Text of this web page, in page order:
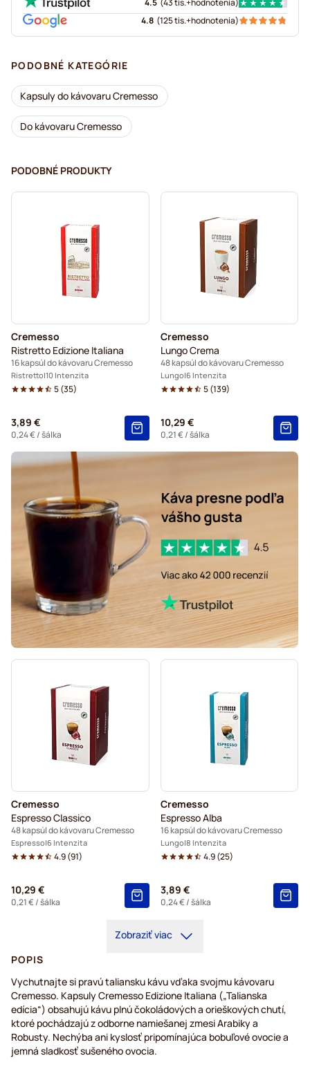
4.5 (43 tis.+hodnotenia)
4.8 (125 tis.+hodnotenia)
PODOBNÉ KATEGÓRIE
Kapsuly do kávovaru Cremesso
Do kávovaru Cremesso
PODOBNÉ PRODUKTY
Cremesso
Ristretto Edizione Italiana
16 kapsúl do kávovaru Cremesso
Ristretto 10 Intenzita
5(35)
3,89 €
0,24 €/ šálka
Cremesso
Lungo Crema
48 kapsúl do kávovaru Cremesso
Lungo 6 Intenzita
5(139)
10,29 €
0,21 €/ šálka
Cremesso
Espresso Classico
48 kapsúl do kávovaru Cremesso
Espresso 6 Intenzita
4.9(91)
10,29 €
0,21 €/ šálka
Cremesso
Espresso Alba
16 kapsúl do kávovaru Cremesso
Lungo 8 Intenzita
4.9(25)
3,89 €
0,24 €/ šálka
Zobraziť viac
POPIS
Vychutnajte si pravú taliansku kávu vďaka svojmu kávovaru
Cremesso. Kapsuly Cremesso Edizione Italiana („Talianska
edícia“) obsahujú kávu plnú čokoládových a orieškových chutí,
ktoré pochádzajú z odborne namiešanej zmesi Arabiky a
Robusty. Nechýba ani kyslosť pripomínajúca bobuľové ovocie a
jemná sladkosť sušeného ovocia.